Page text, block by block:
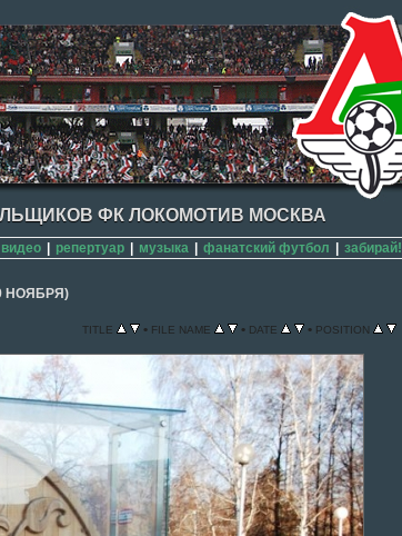
ФК ЛОКОМОТИВ МОСКВА
видео репертуар музыка фанатский футбол забирай!
НОЯБРЯ)
TITLE • FILE NAME • DATE • POSITION